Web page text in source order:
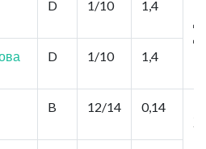
D 1/10 1,4
D 1/10 1,4
B 12/14 0,14